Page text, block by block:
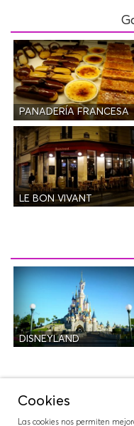
PANADERÍA FRANCESA
LE BON VIVANT
DISNEYLAND
Cookies
Las cookies nos permiten